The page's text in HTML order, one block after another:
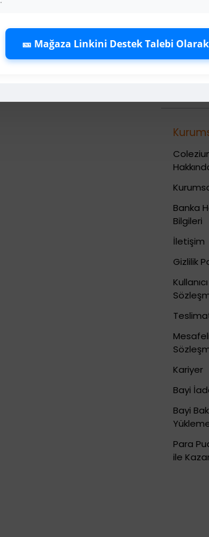
🎫 Mağaza Linkini Destek Talebi
SEPETE EKLE SEPETE EKLE
Banka
Bilgileri
İletişim
Gizlilik
Kullanıcı
Kariyer
Bayi
Bayi
Para
ile